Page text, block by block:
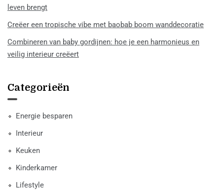
leven brengt
Creëer een tropische vibe met baobab boom wanddecoratie
Combineren van baby gordijnen: hoe je een harmonieus en
veilig interieur creëert
Categorieën
Energie besparen
Interieur
Keuken
Kinderkamer
Lifestyle